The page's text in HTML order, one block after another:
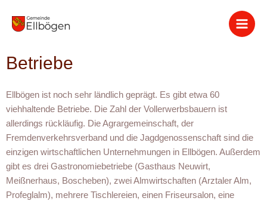
Inhalt
Betriebe
Ellbögen ist noch sehr ländlich geprägt. Es gibt etwa 60
viehhaltende Betriebe. Die Zahl der Vollerwerbsbauern ist
allerdings rückläufig. Die Agrargemeinschaft, der
Fremdenverkehrsverband und die Jagdgenossenschaft sind die
einzigen wirtschaftlichen Unternehmungen in Ellbögen. Außerdem
gibt es drei Gastronomiebetriebe (Gasthaus Neuwirt,
Meißnerhaus, Boscheben), zwei Almwirtschaften (Arztaler Alm,
Profeglalm), mehrere Tischlereien, einen Friseursalon, eine